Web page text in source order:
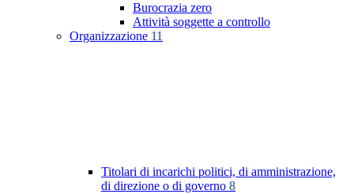
Burocrazia zero
Attività soggette a controllo
Organizzazione 11
Titolari di incarichi politici, di amministrazione,
di direzione o di governo 8